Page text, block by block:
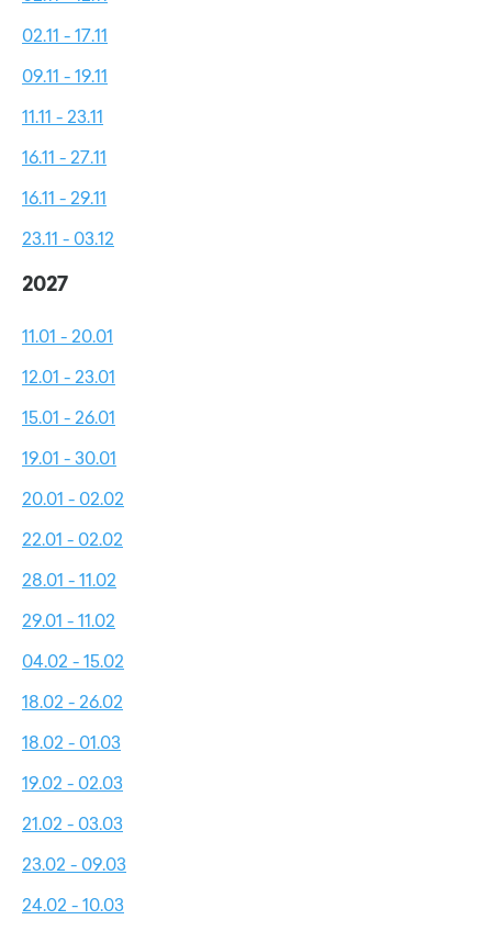
02.11 - 17.11
09.11 - 19.11
11.11 - 23.11
16.11 - 27.11
16.11 - 29.11
23.11 - 03.12
2027
11.01 - 20.01
12.01 - 23.01
15.01 - 26.01
19.01 - 30.01
20.01 - 02.02
22.01 - 02.02
28.01 - 11.02
29.01 - 11.02
04.02 - 15.02
18.02 - 26.02
18.02 - 01.03
19.02 - 02.03
21.02 - 03.03
23.02 - 09.03
24.02 - 10.03